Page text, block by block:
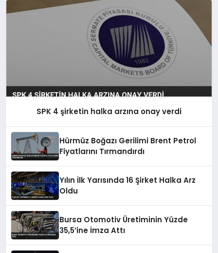
SPK 4 şirketin halka arzına onay verdi
Hürmüz Boğazı Gerilimi Brent Petrol
Fiyatlarını Tırmandırdı
Yılın İlk Yarısında 16 Şirket Halka Arz
Oldu
Bursa Otomotiv Üretiminin Yüzde
35,5’ine İmza Attı